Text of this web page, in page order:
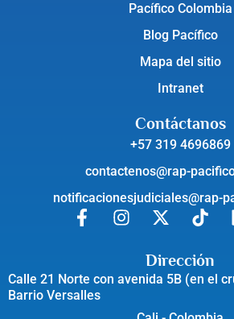
Pacífico Colombia
Blog Pacífico
Mapa del sitio
Intranet
Contáctanos
+57 319 4696869
contactenos@rap-
notificacionesjudiciales@rap-
Dirección
Calle 21 Norte con avenida 5B (en el
Barrio Versalles